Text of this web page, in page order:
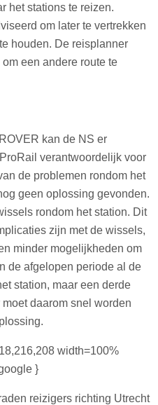
het stations te reizen.
om later te vertrekken
houden. De reisplanner
een andere route te
kan de NS er
verantwoordelijk voor
de problemen rondom het
geen oplossing gevonden.
rondom het station. Dit
zijn met de wissels,
minder mogelijkheden om
de afgelopen periode al de
station, maar een derde
daarom snel worden
width=100%
}
reizigers richting Utrecht